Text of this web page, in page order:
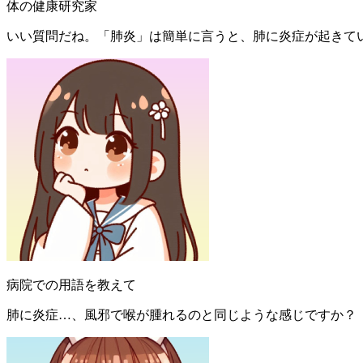
体の健康研究家
いい質問だね。「肺炎」は簡単に言うと、肺に炎症が起きて
病院での用語を教えて
肺に炎症…、風邪で喉が腫れるのと同じような感じですか？